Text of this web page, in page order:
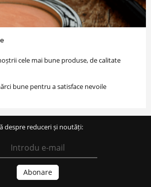
cele mai bune produse, de calitate
bune pentru a satisface nevoile
despre reduceri și noutăți: